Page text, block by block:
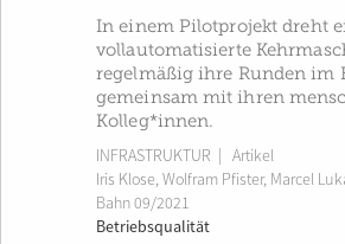
In einem Pilotprojekt dreht
vollautomatisierte
regelmäßig ihre Runden im
gemeinsam mit ihren
Kolleg*innen.
INFRASTRUKTUR | Artikel
Iris Klose,Wolfram Pfister, Marcel
Bahn 09/2021
Betriebsqualität